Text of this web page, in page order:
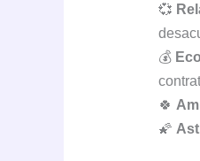
💞
💰
🍀
🌠